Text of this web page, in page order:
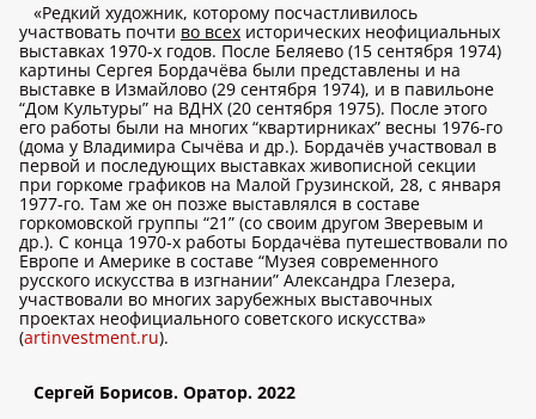
«Редкий художник, которому посчастливилось
участвовать почти во всех исторических неофициальных
выставках 1970-х годов. После Беляево (15 сентября 1974)
картины Сергея Бордачёва были представлены и на
выставке в Измайлово (29 сентября 1974), и в павильоне
“Дом Культуры” на ВДНХ (20 сентября 1975). После этого
его работы были на многих “квартирниках” весны 1976-го
(дома у Владимира Сычёва и др.). Бордачёв участвовал в
первой и последующих выставках живописной секции
при горкоме графиков на Малой Грузинской, 28, с января
1977-го. Там же он позже выставлялся в составе
горкомовской группы “21” (со своим другом Зверевым и
др.). С конца 1970-х работы Бордачёва путешествовали по
Европе и Америке в составе “Музея современного
русского искусства в изгнании” Александра Глезера,
участвовали во многих зарубежных выставочных
проектах неофициального советского искусства»
(artinvestment.ru).
Сергей Борисов. Оратор. 2022